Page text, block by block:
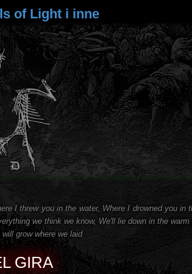
of Light i inne
I threw you in the water, Where I drowned you in
we think we know, We'll lie down in the
grow where we laid
GIRA